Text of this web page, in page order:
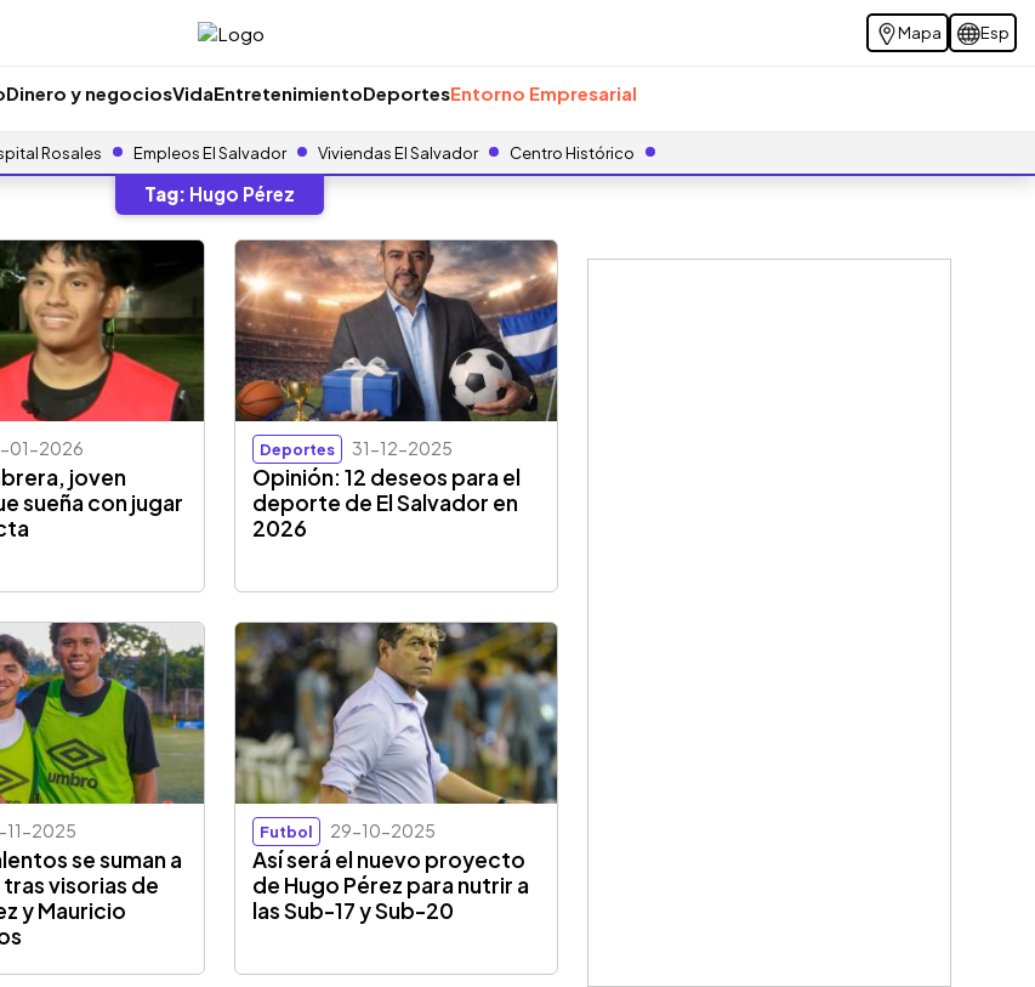
Mapa Esp
Dinero y negociosVidaEntretenimientoDeportesEntorno Empresarial
Rosales Empleos El Salvador Viviendas El Salvador Centro Histórico
Tag: Hugo Pérez
01-2026
joven
sueña con jugar
Deportes 31-12-2025
Opinión: 12 deseos para el
deporte de El Salvador en
2026
11-2025
se suman a
visorias de
y Mauricio
Futbol 29-10-2025
Así será el nuevo proyecto
de Hugo Pérez para nutrir a
las Sub-17 y Sub-20